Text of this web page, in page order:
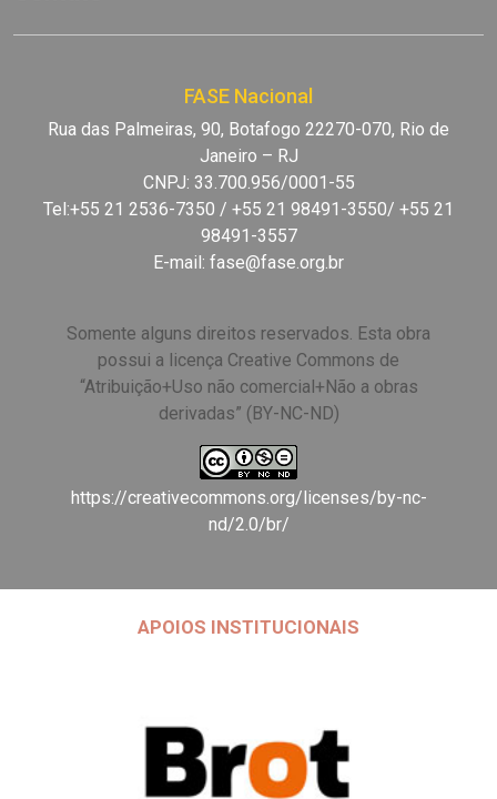
FASE Nacional
Rua das Palmeiras, 90, Botafogo 22270-070, Rio de
Janeiro – RJ
CNPJ: 33.700.956/0001-55
Tel:+55 21 2536-7350 / +55 21 98491-3550/ +55 21
98491-3557
E-mail: fase@fase.org.br
Somente alguns direitos reservados. Esta obra
possui a licença Creative Commons de
“Atribuição+Uso não comercial+Não a obras
derivadas” (BY-NC-ND)
https://creativecommons.org/licenses/by-nc-
nd/2.0/br/
APOIOS INSTITUCIONAIS